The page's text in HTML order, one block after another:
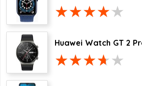
Huawei Watch GT 2